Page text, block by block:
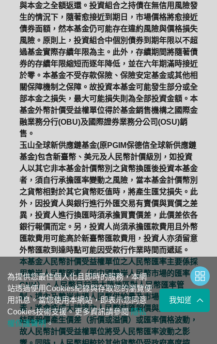
與本金之全額返還。投資組合之持債在無信用風險發
生的情況下，隨著愈接近到期日，市場價格將愈接近
債券面額，然本基金仍可能存在違約風險與價格損失
風險。原則上，投資組合中個別債券到期年限以不超
過基金實際存續年限為主。此外，存續期間將隨著債
券的存續年限縮短而逐年降低，並在六年期滿時接近
於零。本基金不受存款保險、保險安定基金或其他相
關保障機制之保障。故投資本基金可能發生部分或全
部本金之損失，最大可能損失則為全部投資金額。本
基金外幣計價受益權單位得於基金銷售機構之國際金
融業務分行(OBU)及國際證券業務分公司(OSU)銷
售。
玉山全球新供應鏈基金(原PGIM保德信全球新供應鏈
基金)包含新臺幣、美元及人民幣計價級別，如投資
人以其它非本基金計價幣別之貨幣換匯後投資本基金
者，須自行承擔匯率變動之風險，當本基金計價幣別
之貨幣相對於其它貨幣貶值時，將產生匯兌損失。此
外，因投資人與銀行進行外匯交易有賣價與買價之差
異，投資人進行換匯時須承擔買賣價差，此價差依各
銀行報價而定。另，投資人尚須承擔匯款費用且外幣
匯款費用可能高於新臺幣匯款費用，投資人亦須留意
外幣匯款到達時點可能因受款行作業時間而遞延。
本基金人民幣計價受益權單位之人民幣匯率主要係採
用離岸人民幣匯率（即中國離岸人民幣市場的匯率，
CNH）。人民幣目前受大陸地區對人民幣匯率管
制、境內及離岸市場人民幣供給量及市場需求等因
素，將會造成大陸境內人民幣結匯報價與離岸人民幣
結匯報價產生價差（折價或溢價）或匯率價格波動，
故人民幣計價受益權單位將受人民幣匯率波動之影
為提供您最佳個人化且即時的服務，本網
站透過使用Cookies紀錄與存取您的瀏覽使
用訊息。當您使用本網站，即表示您同意
Cookies技術支援。更多資訊請參閱隱私
權保護聲明。
我知道了